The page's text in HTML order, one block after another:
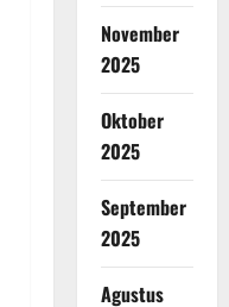
November
2025
Oktober
2025
September
2025
Agustus